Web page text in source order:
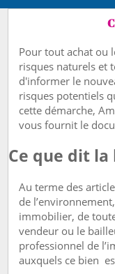
Pour tout achat ou
risques naturels et
d'informer le
risques potentiels
cette démarche,
vous fournit le
Ce que dit la
Au terme des
de
immobilier, de
vendeur ou le
professionnel de
auxquels ce bien